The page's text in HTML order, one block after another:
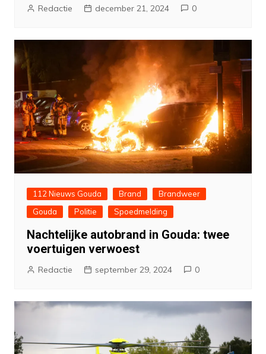
Redactie december 21, 2024 0
112 Nieuws Gouda Brand
Brandweer
Gouda
Politie Spoedmelding
Nachtelijke autobrand in Gouda: twee
voertuigen verwoest
Redactie september 29, 2024 0